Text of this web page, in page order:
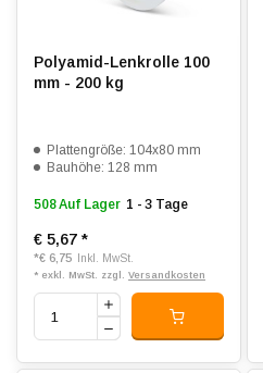
Polyamid-Lenkrolle 100
mm - 200 kg
Plattengröße: 104x80 mm
Bauhöhe: 128 mm
508 Auf Lager 1 - 3 Tage
€ 5,67 *
*€ 6,75 Inkl. MwSt.
* exkl. MwSt. zzgl. Versandkosten